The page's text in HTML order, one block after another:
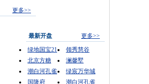
更多>>
最新开盘
更多>>
绿地国宝21
领秀慧谷
北京方糖
澜馨墅
潮白河孔雀
绿宸万华城
国隆府
潮白河孔雀